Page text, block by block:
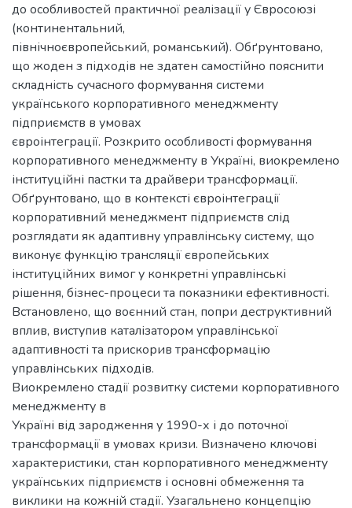
до особливостей практичної реалізації у Євросоюзі
(континентальний,
північноєвропейський, романський). Обґрунтовано,
що жоден з підходів не здатен самостійно пояснити
складність сучасного формування системи
українського корпоративного менеджменту
підприємств в умовах
євроінтеграції. Розкрито особливості формування
корпоративного менеджменту в Україні, виокремлено
інституційні пастки та драйвери трансформації.
Обґрунтовано, що в контексті євроінтеграції
корпоративний менеджмент підприємств слід
розглядати як адаптивну управлінську систему, що
виконує функцію трансляції європейських
інституційних вимог у конкретні управлінські
рішення, бізнес-процеси та показники ефективності.
Встановлено, що воєнний стан, попри деструктивний
вплив, виступив каталізатором управлінської
адаптивності та прискорив трансформацію
управлінських підходів.
Виокремлено стадії розвитку системи корпоративного
менеджменту в
Україні від зародження у 1990-х і до поточної
трансформації в умовах кризи. Визначено ключові
характеристики, стан корпоративного менеджменту
українських підприємств і основні обмеження та
виклики на кожній стадії. Узагальнено концепцію